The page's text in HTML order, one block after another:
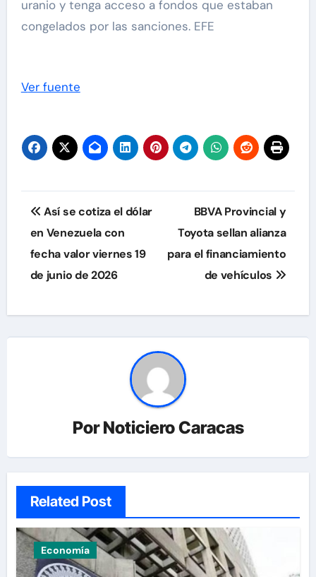
uranio y tenga acceso a fondos que estaban
congelados por las sanciones. EFE
Ver fuente
Navegación
de
entradas
Así se cotiza el dólar
en Venezuela con
fecha valor viernes 19
de junio de 2026
BBVA Provincial y
Toyota sellan alianza
para el financiamiento
de vehículos
PorNoticiero Caracas
Related Post
Economía